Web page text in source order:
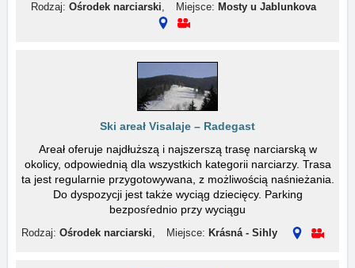
Rodzaj: Ośrodek narciarski, Miejsce: Mosty u Jablunkova
Ski areał Visalaje – Radegast
Areał oferuje najdłuższą i najszerszą trasę narciarską w
okolicy, odpowiednią dla wszystkich kategorii narciarzy. Trasa
ta jest regularnie przygotowywana, z możliwością naśnieżania.
Do dyspozycji jest także wyciąg dziecięcy. Parking
bezposŕednio przy wyciągu
Rodzaj: Ośrodek narciarski, Miejsce: Krásná - Sihly